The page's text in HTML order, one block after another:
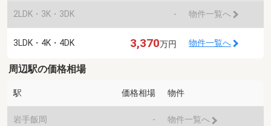
2LDK・3K・3DK - 物件一覧へ
3LDK・4K・4DK 3,370万円 物件一覧へ
周辺駅の価格相場
駅 価格相場 物件
岩手飯岡 - 物件一覧へ